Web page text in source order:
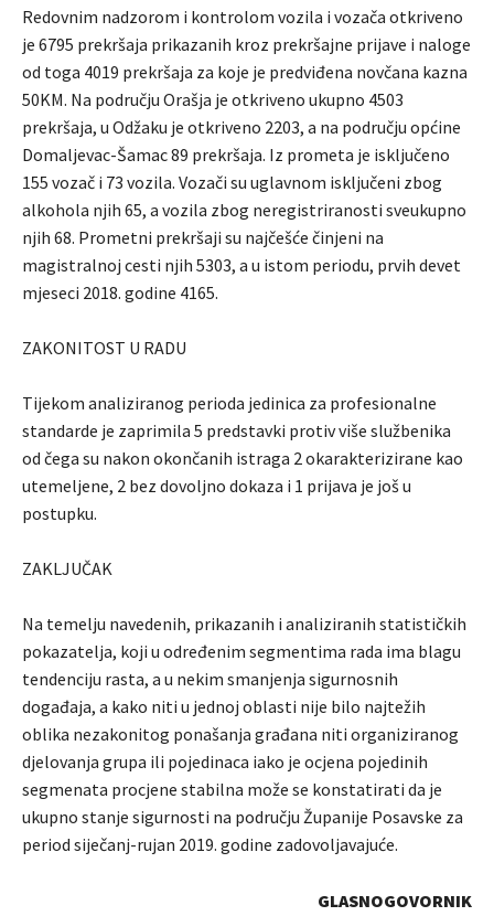
Redovnim nadzorom i kontrolom vozila i vozača otkriveno
je 6795 prekršaja prikazanih kroz prekršajne prijave i naloge
od toga 4019 prekršaja za koje je predviđena novčana kazna
50KM. Na području Orašja je otkriveno ukupno 4503
prekršaja, u Odžaku je otkriveno 2203, a na području općine
Domaljevac-Šamac 89 prekršaja. Iz prometa je isključeno
155 vozač i 73 vozila. Vozači su uglavnom isključeni zbog
alkohola njih 65, a vozila zbog neregistriranosti sveukupno
njih 68. Prometni prekršaji su najčešće činjeni na
magistralnoj cesti njih 5303, a u istom periodu, prvih devet
mjeseci 2018. godine 4165.
ZAKONITOST U RADU
Tijekom analiziranog perioda jedinica za profesionalne
standarde je zaprimila 5 predstavki protiv više službenika
od čega su nakon okončanih istraga 2 okarakterizirane kao
utemeljene, 2 bez dovoljno dokaza i 1 prijava je još u
postupku.
ZAKLJUČAK
Na temelju navedenih, prikazanih i analiziranih statističkih
pokazatelja, koji u određenim segmentima rada ima blagu
tendenciju rasta, a u nekim smanjenja sigurnosnih
događaja, a kako niti u jednoj oblasti nije bilo najtežih
oblika nezakonitog ponašanja građana niti organiziranog
djelovanja grupa ili pojedinaca iako je ocjena pojedinih
segmenata procjene stabilna može se konstatirati da je
ukupno stanje sigurnosti na području Županije Posavske za
period siječanj-rujan 2019. godine zadovoljavajuće.
GLASNOGOVORNIK